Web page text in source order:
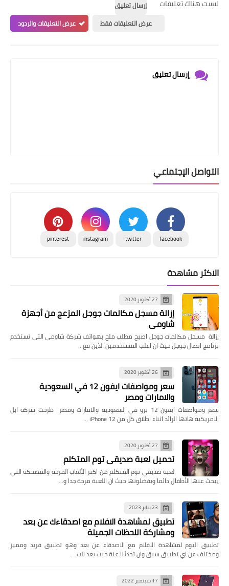
ليست هناك تعليقات
إرسال تعليق
عرض التعليقات فقط
عرض التعليقات والردود
إرسال تعليق
التواصل الإجتماعي
facebook
twitter
instagram
pinterest
الاكثر مشاهدة
27 أكتوبر 2020
إزالة مسجل مكالمات جوجل المزعج من أجهزة
شاومي
إزالة مسجل مكالمات جوجل اصبح مطلب ملح بهواتف شركة شاومي التي تستخدم
برنامج اتصال جوجل حيث ان اغلب المستخدمين الذين فع…
26 أكتوبر 2020
سعر ومواصفات ايفون 12 في السعودية
والامارات ومصر
سعر ومواصفات ايفون 12 برو في السعودية والامارات ومصر طرحت شركة ابل
الامريكية هاتها الرائد اثناء اطلاق كل من iPhone 12 …
27 أكتوبر 2020
تحميل لعبة صديقي توم المتكلم
لعبة صديقي توم المتكلم من اكثر الألعاب المرحة والمضحكة التي
يبحث عنها الأطفال دائما ويفضلونها حيث ان اللعبة مرحة جدا و…
23 يناير 2023
تطبيق لمشاهدة الافلام مع اصدقاءك عن بعد
ومشاركة اللحظات الجميلة
تطبيق اليوم لمشاهدة الافلام مع الاصدقاء عن بعد وهو تطبيق فريد ومميز
ومختلف عن اي تطبيق سبق وان تحدثنا عنة حيث يعد الت…
17 سبتمبر 2022